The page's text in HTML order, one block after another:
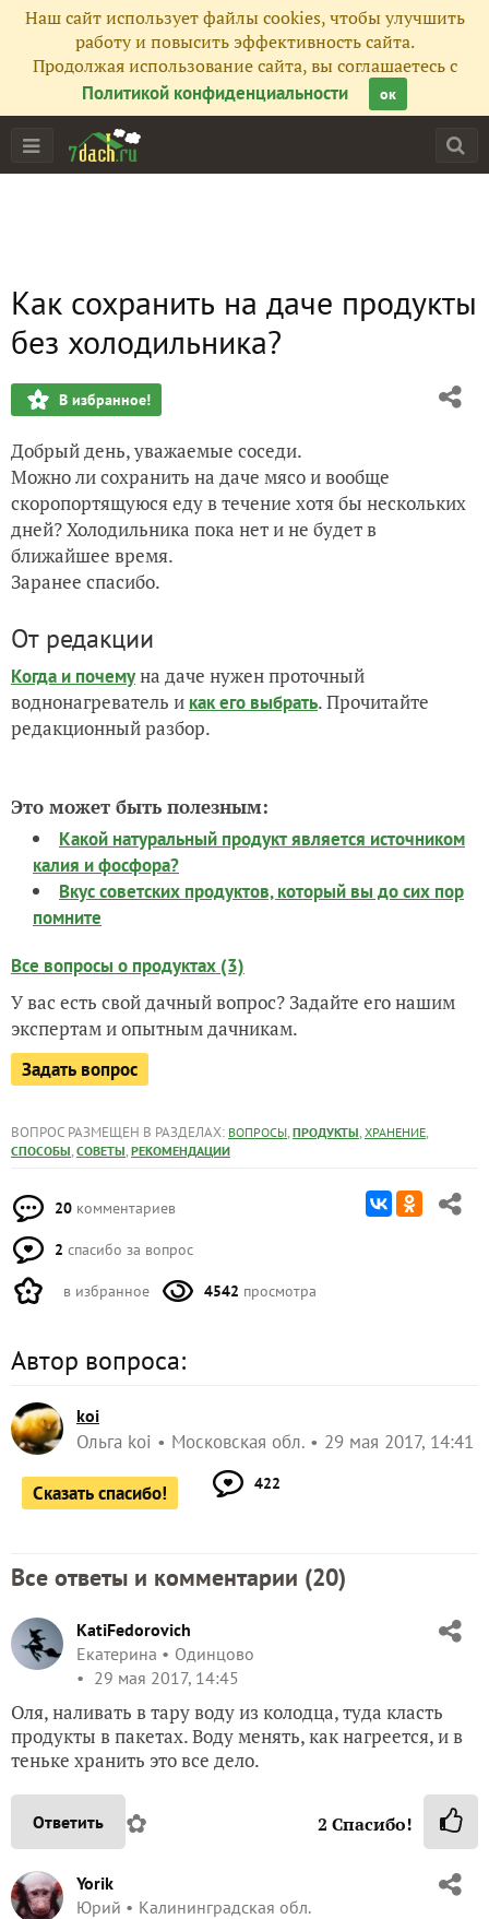
Наш сайт использует файлы cookies, чтобы улучшить
работу и повысить эффективность сайта.
Продолжая использование сайта, вы соглашаетесь с
Политикой конфиденциальности
ок
Как сохранить на даче продукты
без холодильника?
В избранное!
Добрый день, уважаемые соседи.
Можно ли сохранить на даче мясо и вообще
скоропортящуюся еду в течение хотя бы нескольких
дней? Холодильника пока нет и не будет в
ближайшее время.
Заранее спасибо.
От редакции
Когда и почемуна даче нужен проточный
воднонагреватель и как его выбрать. Прочитайте
редакционный разбор.
Это может быть полезным:
Какой натуральный продукт является источником
калия и фосфора?
Вкус советских продуктов, который вы до сих пор
помните
Все вопросы о продуктах (3)
У вас есть свой дачный вопрос? Задайте его нашим
экспертам и опытным дачникам.
Задать вопрос
ВОПРОС РАЗМЕЩЕН В РАЗДЕЛАХ: ВОПРОСЫ, ПРОДУКТЫ, ХРАНЕНИЕ,
СПОСОБЫ, СОВЕТЫ, РЕКОМЕНДАЦИИ
20 комментариев
2 спасибо за вопрос
в избранное 4542 просмотра
Автор вопроса:
koi
Ольга koi Московская обл. 29 мая 2017, 14:41
Сказать спасибо! 422
Все ответы и комментарии (20)
KatiFedorovich
Екатерина
Одинцово
29 мая 2017, 14:45
Оля, наливать в тару воду из колодца, туда класть
продукты в пакетах. Воду менять, как нагреется, и в
теньке хранить это все дело.
Ответить ✿ 2 Спасибо!
Yorik
Юрий
Калининградская обл.